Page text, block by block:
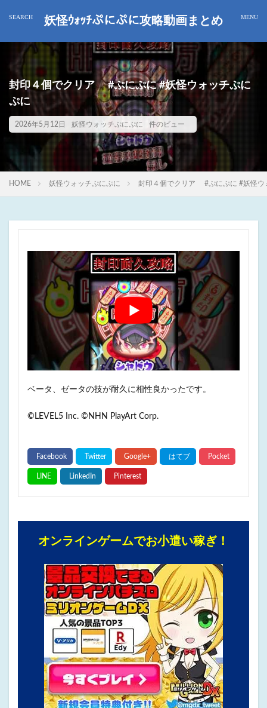
妖怪ｳｫｯﾁぷにぷに攻略動画まとめ
封印４個でクリア #ぷにぷに #妖怪ウォッチぷに
ぷに
2026年5月12日 妖怪ウォッチぷにぷに 件のビュー
HOME 妖怪ウォッチぷにぷに 封印４個でクリア #ぷにぷに #妖怪ウ
ベータ、ゼータの技が耐久に相性良かったです。
©LEVEL5 Inc. ©NHN PlayArt Corp.
オンラインゲームでお小遣い稼ぎ！